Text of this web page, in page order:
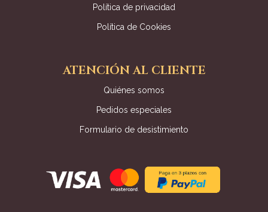
Política de privacidad
Política de Cookies
ATENCIÓN AL CLIENTE
Quiénes somos
Pedidos especiales
Formulario de desistimiento